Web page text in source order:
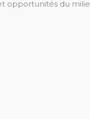
opportunités du